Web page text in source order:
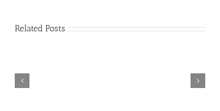
Related Posts